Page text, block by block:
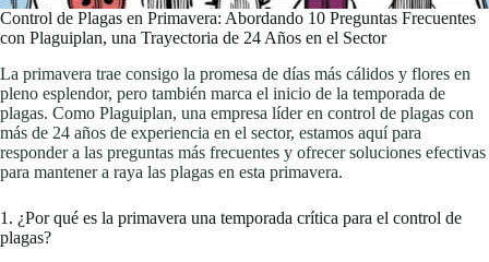
Control de Plagas en Primavera: Abordando 10 Preguntas Frecuentes
con Plaguiplan, una Trayectoria de 24 Años en el Sector
La primavera trae consigo la promesa de días más cálidos y flores en
pleno esplendor, pero también marca el inicio de la temporada de
plagas. Como Plaguiplan, una empresa líder en control de plagas con
más de 24 años de experiencia en el sector, estamos aquí para
responder a las preguntas más frecuentes y ofrecer soluciones efectivas
para mantener a raya las plagas en esta primavera.
1. ¿Por qué es la primavera una temporada crítica para el control de
plagas?